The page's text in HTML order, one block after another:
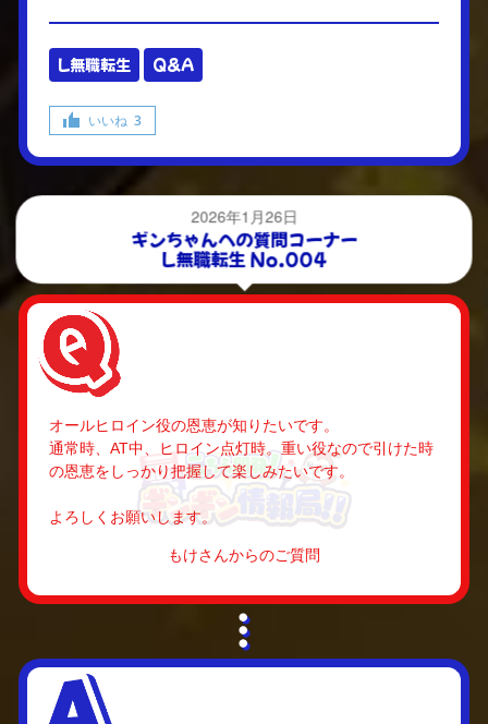
L無職転生 Q&A
いいね 3
2026年1月26日
ギンちゃんへの質問コーナー
L無職転生 No.004
オールヒロイン役の恩恵が知りたいです。
通常時、AT中、ヒロイン点灯時。重い役なので引けた時
の恩恵をしっかり把握して楽しみたいです。
よろしくお願いします。
もけさんからのご質問